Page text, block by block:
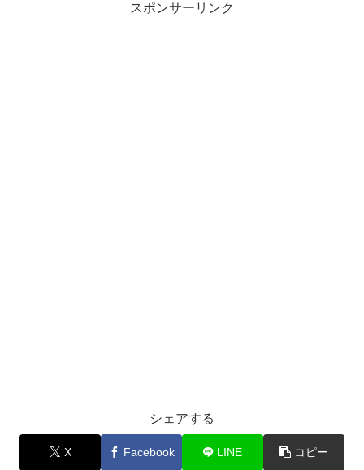
スポンサーリンク
シェアする
X Facebook LINE コピー